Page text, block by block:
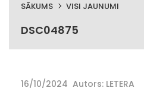
SĀKUMS VISI JAUNUMI
DSC04875
16/10/2024 Autors: LETERA